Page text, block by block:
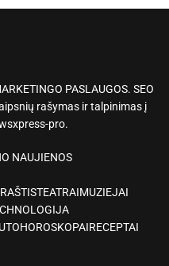
PASLAUGOS. SEO
rašymas ir talpinimas į
pro.
NAUJIENOS
TEATRAIMUZIEJAI
HOROSKOPAIRECEPTAI